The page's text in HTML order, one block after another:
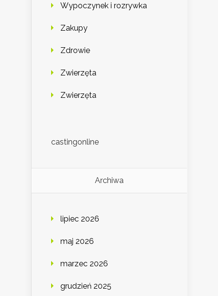
Wypoczynek i rozrywka
Zakupy
Zdrowie
Zwierzęta
Zwierzęta
castingonline
Archiwa
lipiec 2026
maj 2026
marzec 2026
grudzień 2025